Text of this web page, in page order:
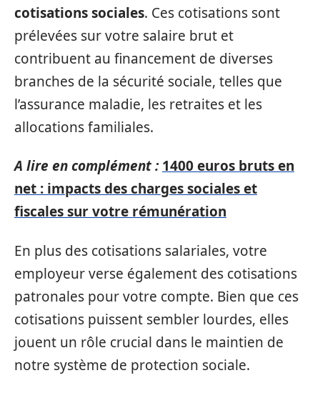
cotisations sociales. Ces cotisations sont
prélevées sur votre salaire brut et
contribuent au financement de diverses
branches de la sécurité sociale, telles que
l’assurance maladie, les retraites et les
allocations familiales.
A lire en complément : 1400 euros bruts en
net : impacts des charges sociales et
fiscales sur votre rémunération
En plus des cotisations salariales, votre
employeur verse également des cotisations
patronales pour votre compte. Bien que ces
cotisations puissent sembler lourdes, elles
jouent un rôle crucial dans le maintien de
notre système de protection sociale.